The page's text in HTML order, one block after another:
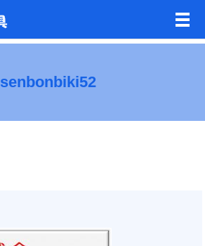
メ
senbonbiki52